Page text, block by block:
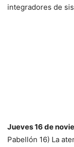
integradores de
Jueves 16 de
Pabellón 16) La